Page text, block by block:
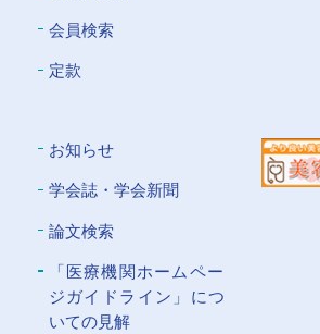
会員検索
定款
お知らせ
学会誌・学会新聞
論文検索
「医療機関ホームペー
ジガイドライン」につ
いての⾒解